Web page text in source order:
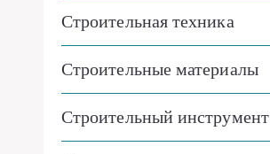
Строительная техника
Строительные материалы
Строительный инструмент